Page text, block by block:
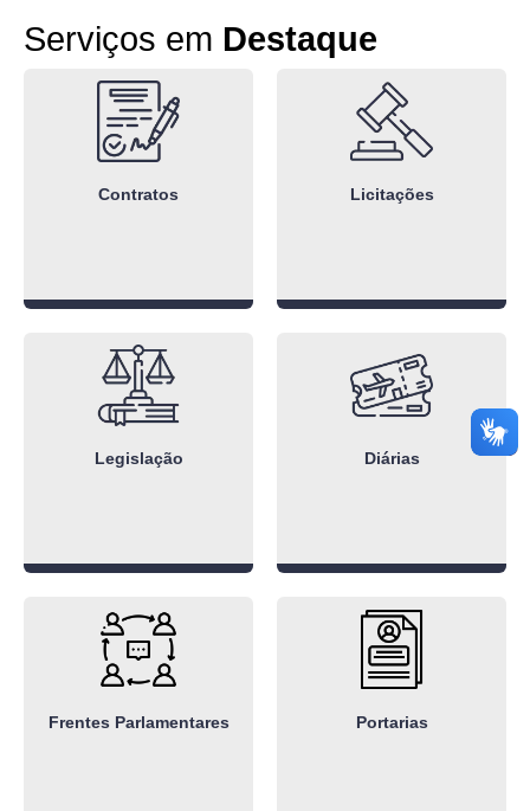
Serviços em Destaque
Contratos Licitações
Legislação Diárias
Frentes Parlamentares Portarias